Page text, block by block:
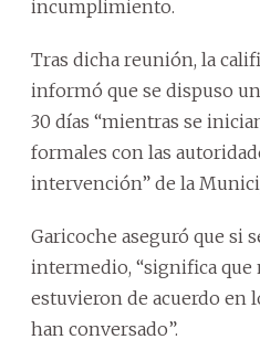
incumplimiento.
Tras dicha reunión, la
informó que se dispuso
30 días “mientras se
formales con las
intervención” de la
Garicoche aseguró que si
intermedio, “significa que
estuvieron de acuerdo en
han conversado”.